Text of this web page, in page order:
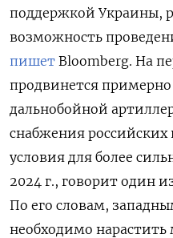
поддержкой Украины,
возможность
пишет Bloomberg. На
продвинется
дальнобойной
снабжения российских
условия для более
2024 г., говорит один
По его словам,
необходимо